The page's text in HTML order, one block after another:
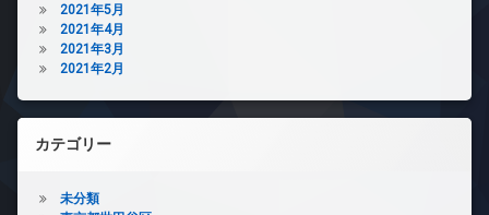
2021年5月
2021年4月
2021年3月
2021年2月
カテゴリー
未分類